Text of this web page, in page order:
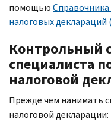
помощьюСправочника
налоговых деклараций
Контрольный
специалиста
налоговой
Прежде чем нанимать
налоговой декларации: